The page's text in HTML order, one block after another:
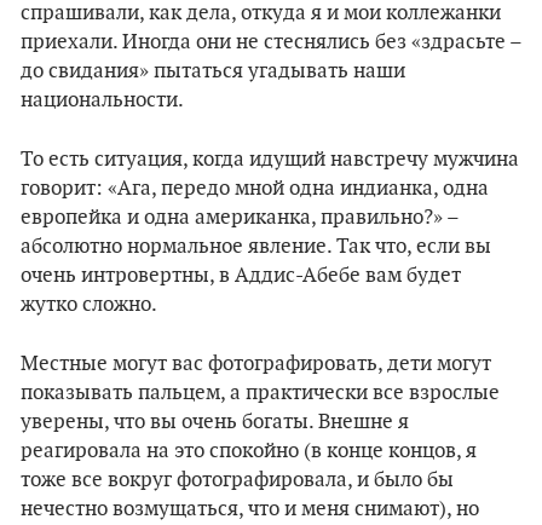
спрашивали, как дела, откуда я и мои коллежанки
приехали. Иногда они не стеснялись без «здрасьте –
до свидания» пытаться угадывать наши
национальности.
То есть ситуация, когда идущий навстречу мужчина
говорит: «Ага, передо мной одна индианка, одна
европейка и одна американка, правильно?» –
абсолютно нормальное явление. Так что, если вы
очень интровертны, в Аддис-Абебе вам будет
жутко сложно.
Местные могут вас фотографировать, дети могут
показывать пальцем, а практически все взрослые
уверены, что вы очень богаты. Внешне я
реагировала на это спокойно (в конце концов, я
тоже все вокруг фотографировала, и было бы
нечестно возмущаться, что и меня снимают), но